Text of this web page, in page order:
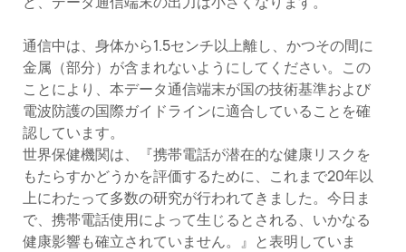
通信中は、身体から1.5センチ以上離し、かつその間に
金属（部分）が含まれないようにしてください。この
ことにより、本データ通信端末が国の技術基準および
電波防護の国際ガイドラインに適合していることを確
認しています。
世界保健機関は、『携帯電話が潜在的な健康リスクを
もたらすかどうかを評価するために、これまで20年以
上にわたって多数の研究が行われてきました。今日ま
で、携帯電話使用によって生じるとされる、いかなる
健康影響も確立されていません。』と表明していま